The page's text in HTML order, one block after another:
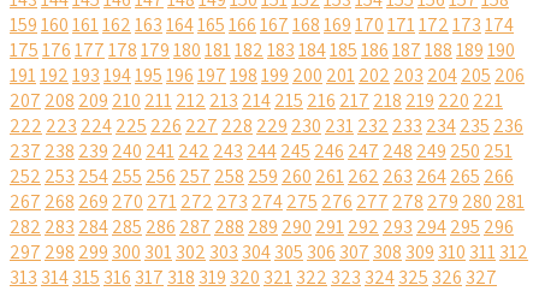
159160161162163164165166167168169170171172173174
175176177178179180181182183184185186187188189190
191192193194195196197198199 200 201202 203 204205 206
207 208 209 210 211212 213 214215 216 217 218 219 220 221
222 223 224225 226 227 228 229 230 231232 233 234235 236
237 238 239 240 241242 243 244245 246 247 248 249 250 251
252 253 254255 256 257 258 259 260 261262 263 264265 266
267 268 269 270 271272 273 274275 276 277 278 279 280 281
282 283 284285 286 287 288 289 290 291292 293 294295 296
297 298 299 300 301302 303 304305 306 307 308 309 310 311312
313 314315 316 317 318 319 320 321322 323 324325 326 327